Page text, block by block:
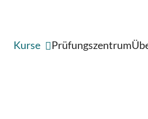
Kurse Prüfungszentrum